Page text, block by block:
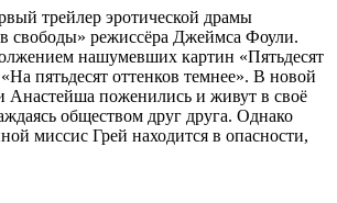
трейлер эротической драмы
свободы» режиссёра Джеймса Фоули.
нашумевших картин «Пятьдесят
пятьдесят оттенков темнее». В новой
Анастейша поженились и живут в своё
обществом друг друга. Однако
миссис Грей находится в опасности,